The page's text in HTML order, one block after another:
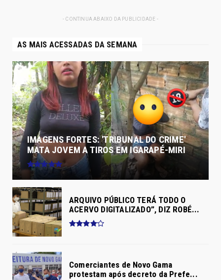
- CONTINUA ABAIXO DA PUBLICIDADE -
AS MAIS ACESSADAS DA SEMANA
IMAGENS FORTES: 'TRIBUNAL DO CRIME'
MATA JOVEM A TIROS EM IGARAPÉ-MIRI
ARQUIVO PÚBLICO TERÁ TODO O
ACERVO DIGITALIZADO”, DIZ ROBÉ...
Comerciantes de Novo Gama
protestam após decreto da Prefe...